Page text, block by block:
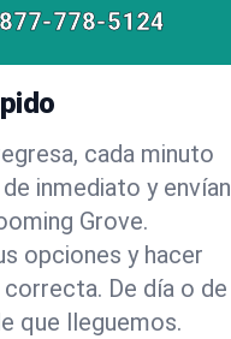
778-5124
cada minuto
inmediato y envían
Grove.
opciones y hacer
De día o de
que lleguemos.